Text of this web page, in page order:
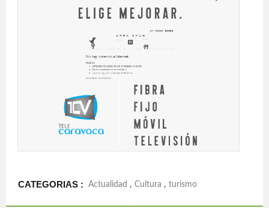
CATEGORIAS : Actualidad , Cultura , turismo